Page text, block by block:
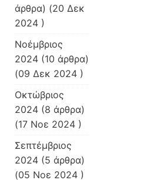
άρθρα) (20 Δεκ
2024 )
Νοέμβριος
2024 (10 άρθρα)
(09 Δεκ 2024 )
Οκτώβριος
2024 (8 άρθρα)
(17 Νοε 2024 )
Σεπτέμβριος
2024 (5 άρθρα)
(05 Νοε 2024 )